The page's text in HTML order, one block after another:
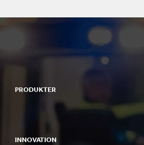
PRODUKTER
INNOVATION